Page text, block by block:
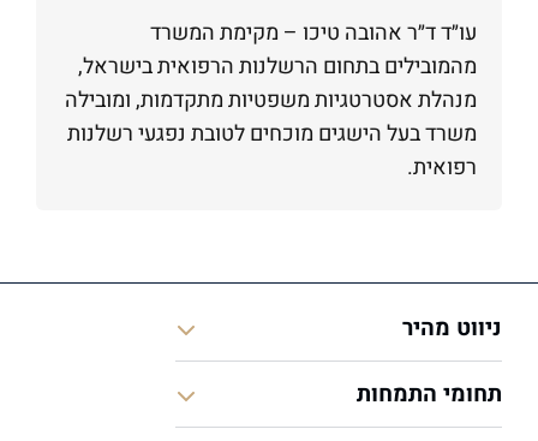
עו״ד ד״ר אהובה טיכו – מקימת המשרד
מהמובילים בתחום הרשלנות הרפואית בישראל,
מנהלת אסטרטגיות משפטיות מתקדמות, ומובילה
משרד בעל הישגים מוכחים לטובת נפגעי רשלנות
רפואית.
ניווט מהיר
תחומי התמחות